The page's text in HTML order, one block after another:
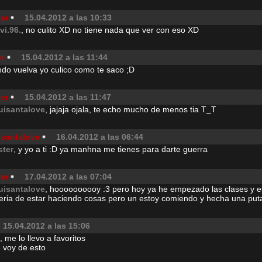
15.04.2012 a las 10:33
, no culito XD no tiene nada que ver con eso XD
15.04.2012 a las 11:44
vuelva yo culico como te saco ;D
15.04.2012 a las 11:47
, jajaja ojala, te echo mucho de menos tia T_T
16.04.2012 a las 06:44
, y yo a ti :D ya manhna me tienes para darte guerra
17.04.2012 a las 07:04
, hoooooooooy :3 pero hoy ya he empezado las clases y
de estar haciendo cosas pero un estoy comiendo y hecha una
15.04.2012 a las 15:06
me lo llevo a favoritos
voy de esto